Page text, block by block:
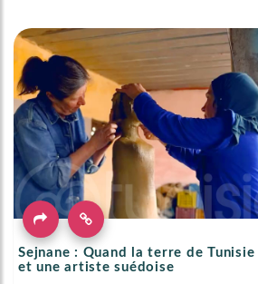
Sejnane : Quand la terre de
et une artiste suédoise